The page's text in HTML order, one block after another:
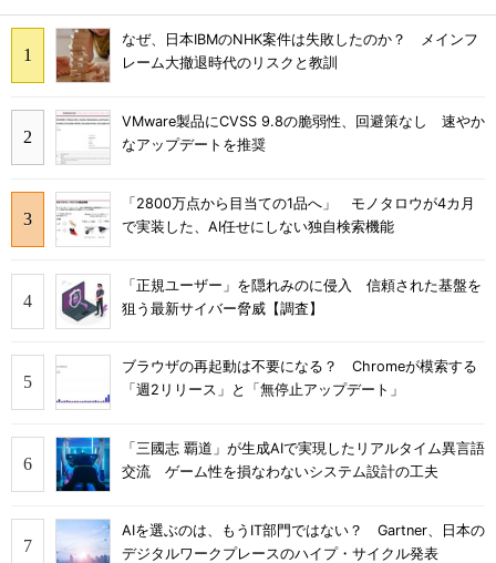
なぜ、日本IBMのNHK案件は失敗したのか？ メインフ
レーム大撤退時代のリスクと教訓
VMware製品にCVSS 9.8の脆弱性、回避策なし 速やか
なアップデートを推奨
「2800万点から目当ての1品へ」 モノタロウが4カ月
で実装した、AI任せにしない独自検索機能
「正規ユーザー」を隠れみのに侵入 信頼された基盤を
狙う最新サイバー脅威【調査】
ブラウザの再起動は不要になる？ Chromeが模索する
「週2リリース」と「無停止アップデート」
「三國志 覇道」が生成AIで実現したリアルタイム異言語
交流 ゲーム性を損なわないシステム設計の工夫
AIを選ぶのは、もうIT部門ではない？ Gartner、日本の
デジタルワークプレースのハイプ・サイクル発表